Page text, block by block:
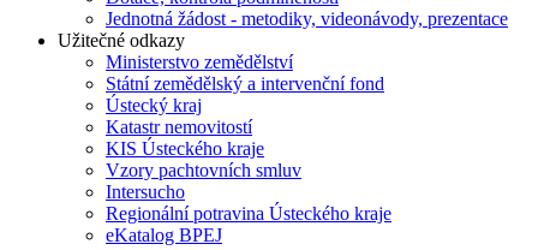
Jednotná žádost - metodiky, videonávody, prezentace
Užitečné odkazy
Ministerstvo zemědělství
Státní zemědělský a intervenční fond
Ústecký kraj
Katastr nemovitostí
KIS Ústeckého kraje
Vzory pachtovních smluv
Intersucho
Regionální potravina Ústeckého kraje
eKatalog BPEJ